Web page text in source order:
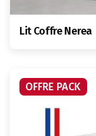
Lit Coffre Nerea
OFFRE PACK